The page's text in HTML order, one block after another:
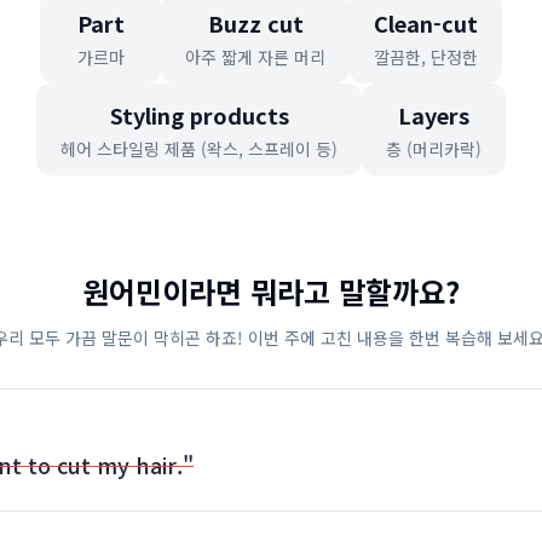
Part
가르마
Buzz cut
아주 짧게 자른 머리
Clean-cut
깔끔한, 단정한
Styling products
헤어 스타일링 제품 (왁스, 스프레이 등)
Layers
층 (머리카락)
원어민이라면 뭐라고 말할까요?
리 모두 가끔 말문이 막히곤 하죠! 이번 주에 고친 내용을 한번 복습해 보세
to cut my hair."